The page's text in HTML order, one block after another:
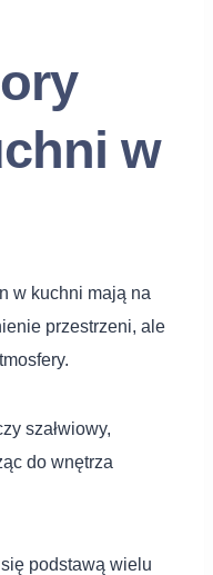
w
w kuchni mają na
przestrzeni, ale
szałwiowy,
do wnętrza
podstawą wielu